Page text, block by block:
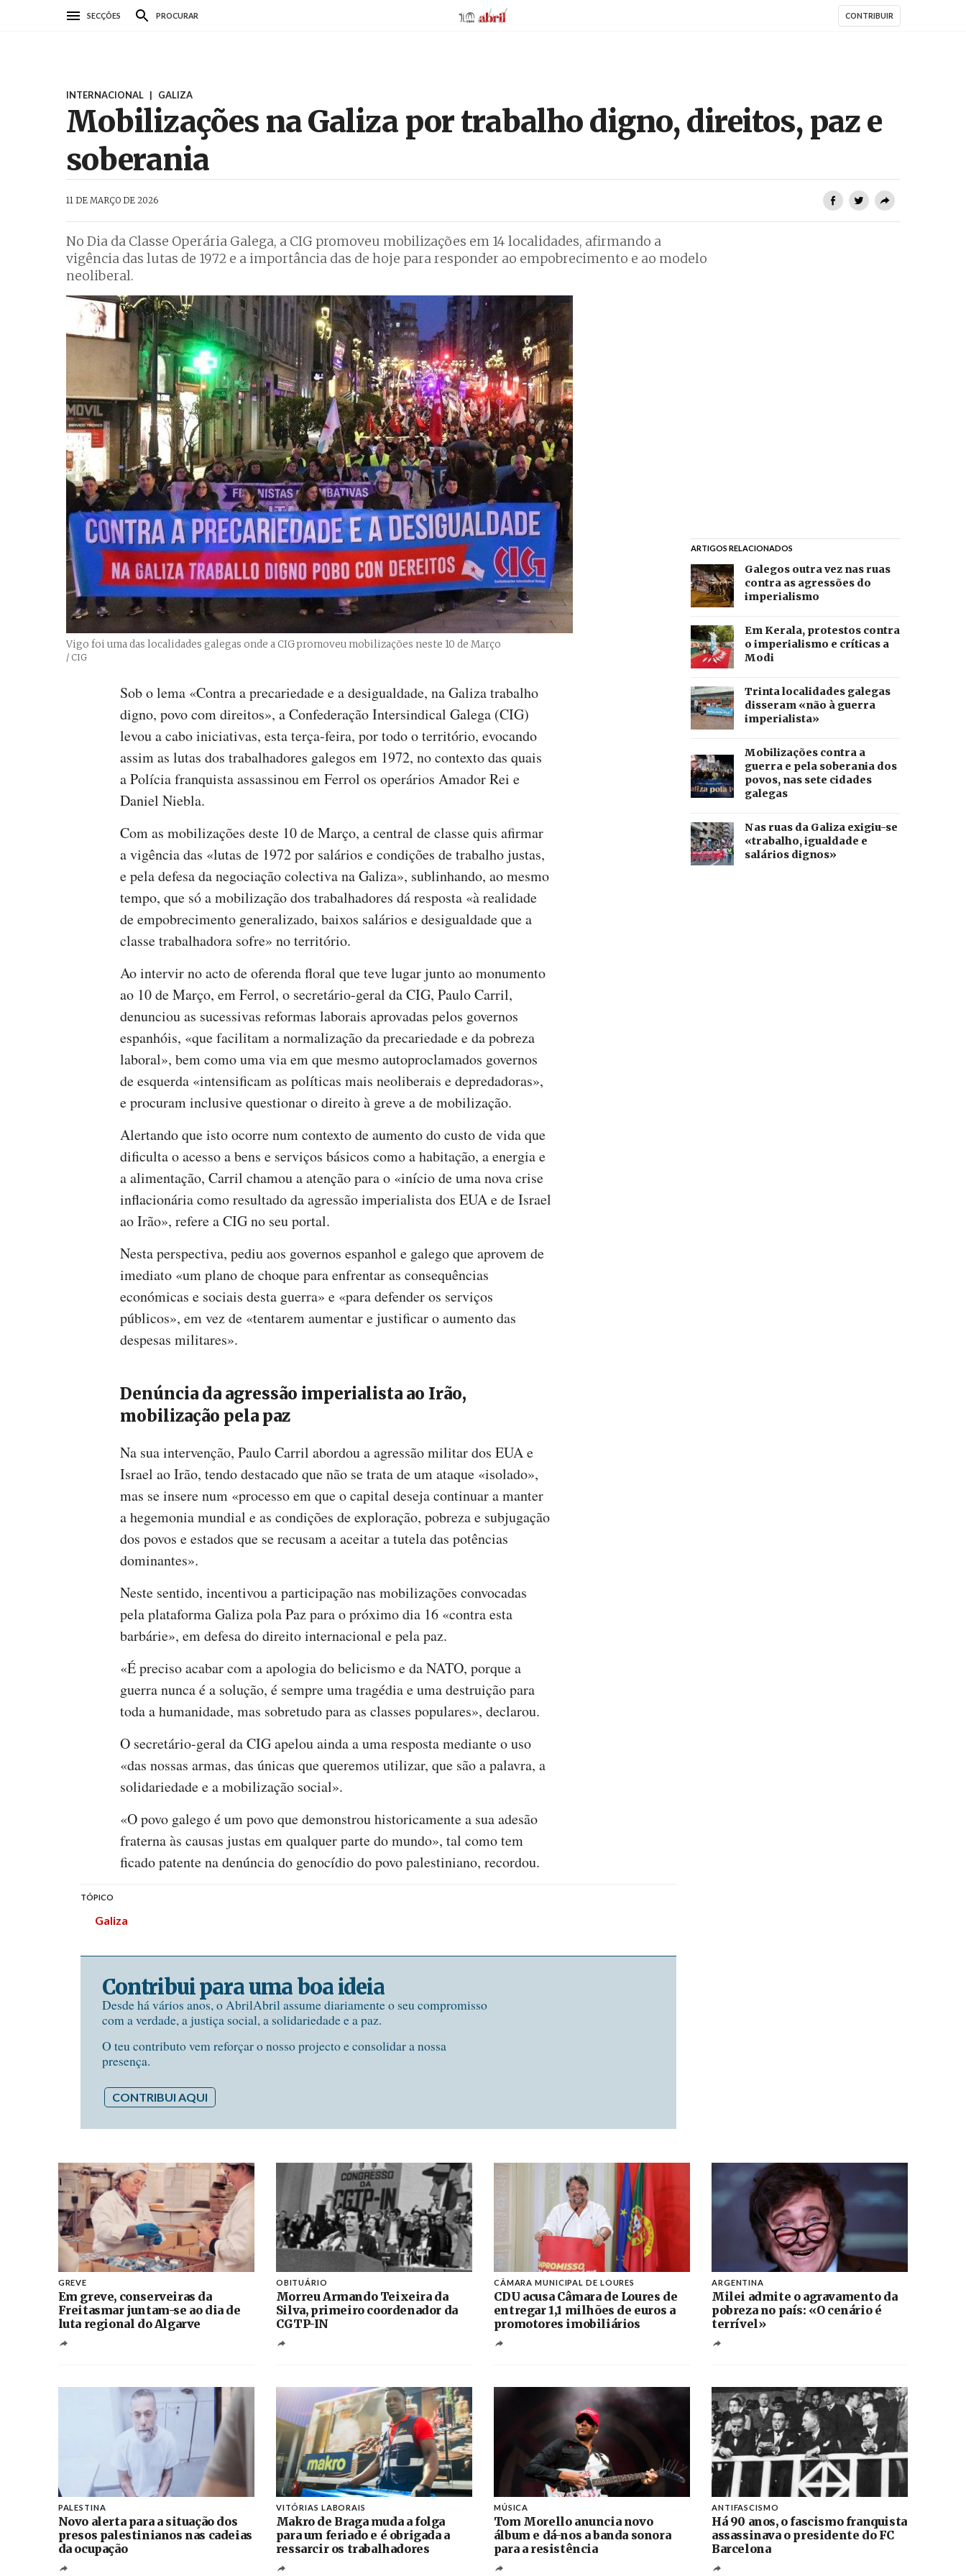
SECÇÕES PROCURAR AbrilAbril CONTRIBUIR
INTERNACIONAL | GALIZA
Mobilizações na Galiza por trabalho digno, direitos, paz e
soberania
11 DE MARÇO DE 2026
No Dia da Classe Operária Galega, a CIG promoveu mobilizações em 14 localidades, afirmando a
vigência das lutas de 1972 e a importância das de hoje para responder ao empobrecimento e ao modelo
neoliberal.
Vigo foi uma das localidades galegas onde a CIG promoveu mobilizações neste 10 de Março
Créditos
/ CIG
Sob o lema «Contra a precariedade e a desigualdade, na Galiza trabalho
digno, povo com direitos», a Confederação Intersindical Galega (CIG)
levou a cabo iniciativas, esta terça-feira, por todo o território, evocando
assim as lutas dos trabalhadores galegos em 1972, no contexto das quais
a Polícia franquista assassinou em Ferrol os operários Amador Rei e
Daniel Niebla.
Com as mobilizações deste 10 de Março, a central de classe quis afirmar
a vigência das «lutas de 1972 por salários e condições de trabalho justas,
e pela defesa da negociação colectiva na Galiza», sublinhando, ao mesmo
tempo, que só a mobilização dos trabalhadores dá resposta «à realidade
de empobrecimento generalizado, baixos salários e desigualdade que a
classe trabalhadora sofre» no território.
Ao intervir no acto de oferenda floral que teve lugar junto ao monumento
ao 10 de Março, em Ferrol, o secretário-geral da CIG, Paulo Carril,
denunciou as sucessivas reformas laborais aprovadas pelos governos
espanhóis, «que facilitam a normalização da precariedade e da pobreza
laboral», bem como uma via em que mesmo autoproclamados governos
de esquerda «intensificam as políticas mais neoliberais e depredadoras»,
e procuram inclusive questionar o direito à greve a de mobilização.
Alertando que isto ocorre num contexto de aumento do custo de vida que
dificulta o acesso a bens e serviços básicos como a habitação, a energia e
a alimentação, Carril chamou a atenção para o «início de uma nova crise
inflacionária como resultado da agressão imperialista dos EUA e de Israel
ao Irão», refere a CIG no seu portal.
Nesta perspectiva, pediu aos governos espanhol e galego que aprovem de
imediato «um plano de choque para enfrentar as consequências
económicas e sociais desta guerra» e «para defender os serviços
públicos», em vez de «tentarem aumentar e justificar o aumento das
despesas militares».
Denúncia da agressão imperialista ao Irão,
mobilização pela paz
Na sua intervenção, Paulo Carril abordou a agressão militar dos EUA e
Israel ao Irão, tendo destacado que não se trata de um ataque «isolado»,
mas se insere num «processo em que o capital deseja continuar a manter
a hegemonia mundial e as condições de exploração, pobreza e subjugação
dos povos e estados que se recusam a aceitar a tutela das potências
dominantes».
Neste sentido, incentivou a participação nas mobilizações convocadas
pela plataforma Galiza pola Paz para o próximo dia 16 «contra esta
barbárie», em defesa do direito internacional e pela paz.
«É preciso acabar com a apologia do belicismo e da NATO, porque a
guerra nunca é a solução, é sempre uma tragédia e uma destruição para
toda a humanidade, mas sobretudo para as classes populares», declarou.
O secretário-geral da CIG apelou ainda a uma resposta mediante o uso
«das nossas armas, das únicas que queremos utilizar, que são a palavra, a
solidariedade e a mobilização social».
«O povo galego é um povo que demonstrou historicamente a sua adesão
fraterna às causas justas em qualquer parte do mundo», tal como tem
ficado patente na denúncia do genocídio do povo palestiniano, recordou.
TÓPICO
Galiza
Contribui para uma boa ideia
Desde há vários anos, o AbrilAbril assume diariamente o seu compromisso
com a verdade, a justiça social, a solidariedade e a paz.
O teu contributo vem reforçar o nosso projecto e consolidar a nossa
presença.
CONTRIBUI AQUI
ARTIGOS RELACIONADOS
Galegos outra vez nas ruas
contra as agressões do
imperialismo
Em Kerala, protestos contra
o imperialismo e críticas a
Modi
Trinta localidades galegas
disseram «não à guerra
imperialista»
Mobilizações contra a
guerra e pela soberania dos
povos, nas sete cidades
galegas
Nas ruas da Galiza exigiu-se
«trabalho, igualdade e
salários dignos»
GREVE
Em greve, conserveiras da
Freitasmar juntam-se ao dia de
luta regional do Algarve
OBITUÁRIO
Morreu Armando Teixeira da
Silva, primeiro coordenador da
CGTP-IN
CÂMARA MUNICIPAL DE LOURES
CDU acusa Câmara de Loures de
entregar 1,1 milhões de euros a
promotores imobiliários
ARGENTINA
Milei admite o agravamento da
pobreza no país: «O cenário é
terrível»
PALESTINA
Novo alerta para a situação dos
presos palestinianos nas cadeias
da ocupação
VITÓRIAS LABORAIS
Makro de Braga muda a folga
para um feriado e é obrigada a
ressarcir os trabalhadores
MÚSICA
Tom Morello anuncia novo
álbum e dá-nos a banda sonora
para a resistência
ANTIFASCISMO
Há 90 anos, o fascismo franquista
assassinava o presidente do FC
Barcelona